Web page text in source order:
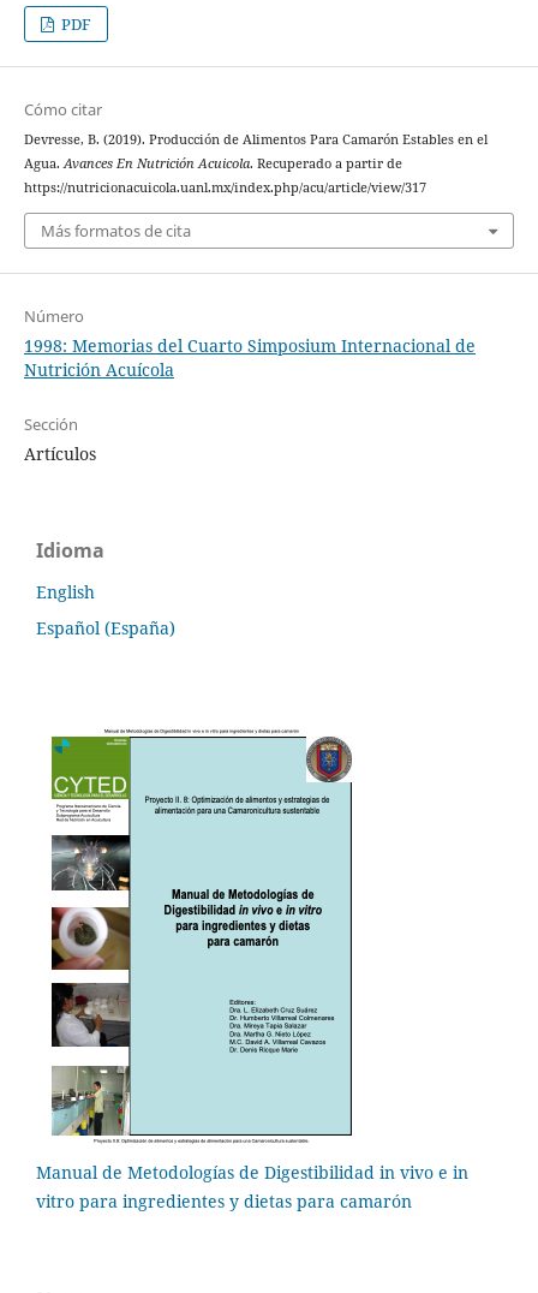
PDF
Cómo citar
Devresse, B. (2019). Producción de Alimentos Para Camarón Estables en el
Agua.Avances En Nutrición Acuicola. Recuperado a partir de
https://nutricionacuicola.uanl.mx/index.php/acu/article/view/317
Más formatos de cita
Número
1998: Memorias del Cuarto Simposium Internacional de
Nutrición Acuícola
Sección
Artículos
Idioma
English
Español (España)
Manual de Metodologías de Digestibilidad in vivo e in
vitro para ingredientes y dietas para camarón